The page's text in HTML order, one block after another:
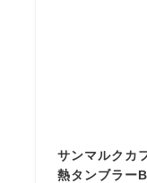
サンマルク
熱タンブラー